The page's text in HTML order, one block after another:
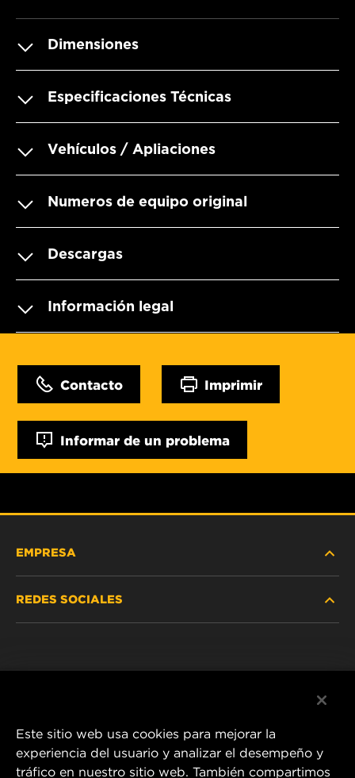
Dimensiones
Especificaciones Técnicas
Vehículos / Apliaciones
Numeros de equipo original
Descargas
Información legal
Contacto Imprimir
Informar de un problema
EMPRESA
REDES SOCIALES
Este sitio web usa cookies para mejorar la
experiencia del usuario y analizar el desempeño y
tráfico en nuestro sitio web. También compartimos